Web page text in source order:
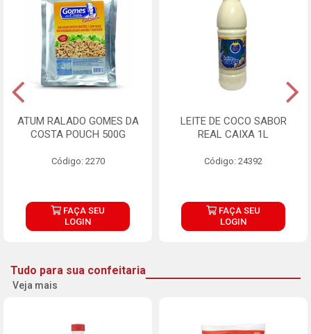
ATUM RALADO GOMES DA
COSTA POUCH 500G
Código: 2270
FAÇA SEU
LOGIN
LEITE DE COCO SABOR
REAL CAIXA 1L
Código: 24392
FAÇA SEU
LOGIN
Tudo para sua confeitaria
Veja mais